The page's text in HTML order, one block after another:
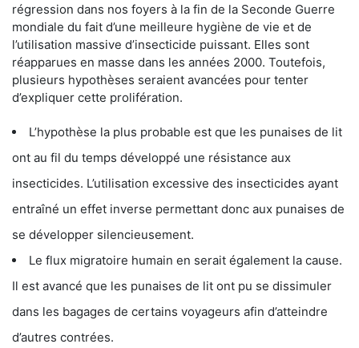
régression dans nos foyers à la fin de la Seconde Guerre
mondiale du fait d’une meilleure hygiène de vie et de
l’utilisation massive d’insecticide puissant. Elles sont
réapparues en masse dans les années 2000. Toutefois,
plusieurs hypothèses seraient avancées pour tenter
d’expliquer cette prolifération.
L’hypothèse la plus probable est que les punaises de lit
ont au fil du temps développé une résistance aux
insecticides. L’utilisation excessive des insecticides ayant
entraîné un effet inverse permettant donc aux punaises de
se développer silencieusement.
Le flux migratoire humain en serait également la cause.
Il est avancé que les punaises de lit ont pu se dissimuler
dans les bagages de certains voyageurs afin d’atteindre
d’autres contrées.